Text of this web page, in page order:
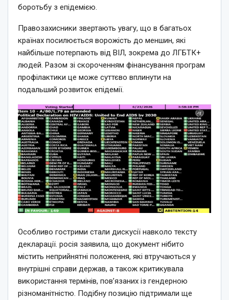
боротьбу з епідемією.
Правозахисники звертають увагу, що в багатьох
країнах посилюється ворожість до меншин, які
найбільше потерпають від ВІЛ, зокрема до ЛГБТК+
людей. Разом зі скороченням фінансування програм
профілактики це може суттєво вплинути на
подальший розвиток епідемії.
Особливо гострими стали дискусії навколо тексту
декларації. росія заявила, що документ нібито
містить неприйнятні положення, які втручаються у
внутрішні справи держав, а також критикувала
використання термінів, пов’язаних із гендерною
різноманітністю. Подібну позицію підтримали ще